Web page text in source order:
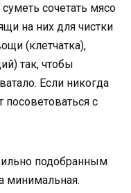
сочетать мясо
на них для чистки
(клетчатка),
так, чтобы
Если никогда
с
подобранным
минимальная.